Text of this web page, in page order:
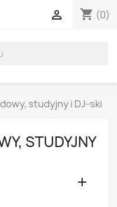
shopping_cart (0)

studyjny i DJ-ski
STUDYJNY
